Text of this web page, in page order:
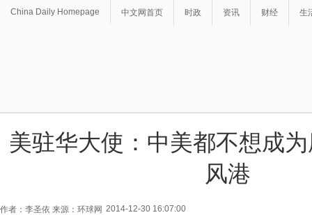
China Daily Homepage 中文网首页 时政 资讯 财经 生
美驻华大使：中美都不想成
风港
作者：李圣依 来源：环球网 2014-12-30 16:07:00